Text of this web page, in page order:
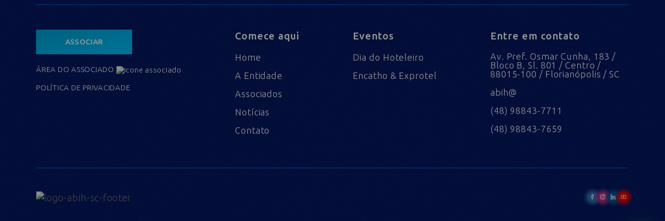
ASSOCIAR
ÁREA DO ASSOCIADO
POLÍTICA DE PRIVACIDADE
Comece aqui
Home
A Entidade
Associados
Notícias
Contato
Eventos
Dia do Hoteleiro
Encatho & Exprotel
Entre em contato
Av. Pref. Osmar Cunha, 183 /
Bloco B, Sl. 801 / Centro /
88015-100 / Florianópolis / SC
abih@
(48) 98843-7711
(48) 98843-7659